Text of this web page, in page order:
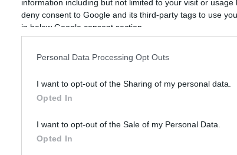
information including but not limited to your visit or
deny consent to Google and its third-party tags to use
in below Google consent section.
Personal Data Processing Opt Outs
I want to opt-out of the Sharing of my personal data.
Opted In
I want to opt-out of the Sale of my Personal Data.
Opted In